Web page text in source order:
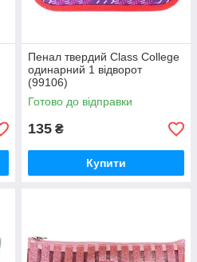
Пенал твердий Class College
одинарний 1 відворот
(99106)
Готово до відправки
135 ₴
Купити